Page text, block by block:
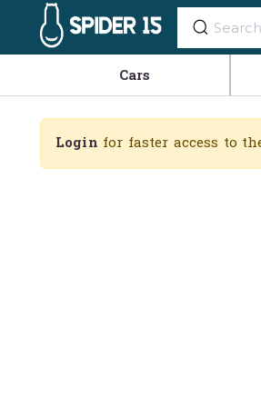
Cars
Login for faster access to